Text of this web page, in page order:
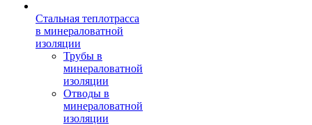
Стальная теплотрасса
в минераловатной
изоляции
Трубы в
минераловатной
изоляции
Отводы в
минераловатной
изоляции